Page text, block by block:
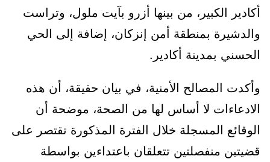
أكادير الكبير، من بينها أزرو بآيت ملول، وتراست
والدشيرة بمنطقة أمن إنزكان، إضافة إلى الحي
الحسني بمدينة أكادير.
وأكدت المصالح الأمنية، في بيان حقيقة، أن هذه
الادعاءات لا أساس لها من الصحة، موضحة أن
الوقائع المسجلة خلال الفترة المذكورة تقتصر على
قضيتين منفصلتين تتعلقان باعتداءين بواسطة